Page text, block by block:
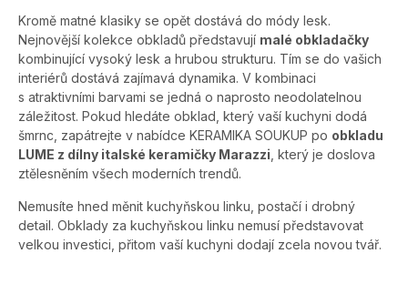
Kromě matné klasiky se opět dostává do módy lesk.
Nejnovější kolekce obkladů představují malé obkladačky
kombinující vysoký lesk a hrubou strukturu. Tím se do vašich
interiérů dostává zajímavá dynamika. V kombinaci
s atraktivními barvami se jedná o naprosto neodolatelnou
záležitost. Pokud hledáte obklad, který vaší kuchyni dodá
šmrnc, zapátrejte v nabídce KERAMIKA SOUKUP po obkladu
LUME z dílny italské keramičky Marazzi , který je doslova
ztělesněním všech moderních trendů.
Nemusíte hned měnit kuchyňskou linku, postačí i drobný
detail. Obklady za kuchyňskou linku nemusí představovat
velkou investici, přitom vaší kuchyni dodají zcela novou tvář.